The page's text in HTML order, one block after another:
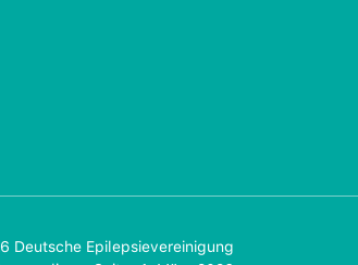
Deutsche Epilepsievereinigung